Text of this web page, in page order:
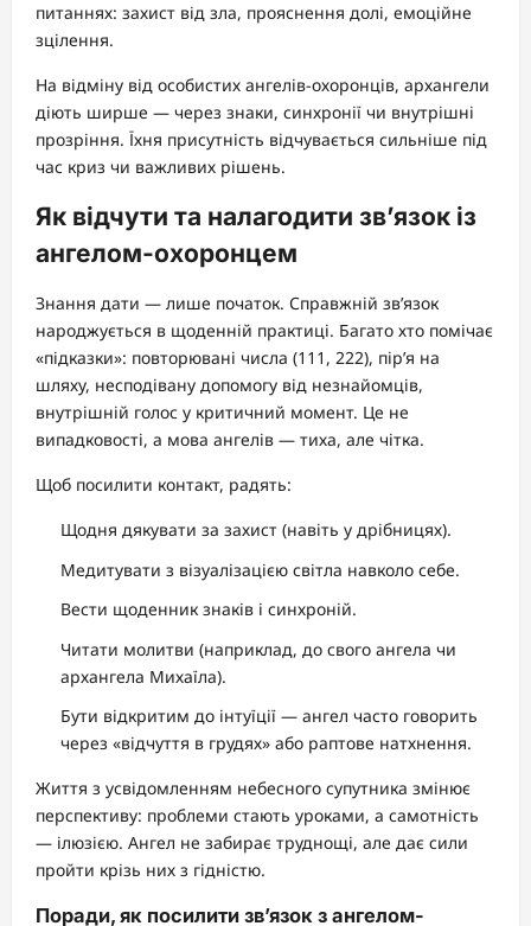
питаннях: захист від зла, прояснення долі, емоційне
зцілення.
На відміну від особистих ангелів-охоронців, архангели
діють ширше — через знаки, синхронії чи внутрішні
прозріння. Їхня присутність відчувається сильніше під
час криз чи важливих рішень.
Як відчути та налагодити зв’язок із
ангелом-охоронцем
Знання дати — лише початок. Справжній зв’язок
народжується в щоденній практиці. Багато хто помічає
«підказки»: повторювані числа (111, 222), пір’я на
шляху, несподівану допомогу від незнайомців,
внутрішній голос у критичний момент. Це не
випадковості, а мова ангелів — тиха, але чітка.
Щоб посилити контакт, радять:
Щодня дякувати за захист (навіть у дрібницях).
Медитувати з візуалізацією світла навколо себе.
Вести щоденник знаків і синхроній.
Читати молитви (наприклад, до свого ангела чи
архангела Михаїла).
Бути відкритим до інтуїції — ангел часто говорить
через «відчуття в грудях» або раптове натхнення.
Життя з усвідомленням небесного супутника змінює
перспективу: проблеми стають уроками, а самотність
— ілюзією. Ангел не забирає труднощі, але дає сили
пройти крізь них з гідністю.
Поради, як посилити зв’язок з ангелом-